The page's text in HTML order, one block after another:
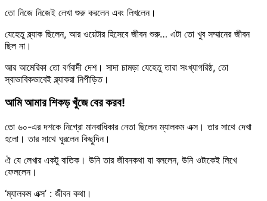
তো নিজে নিজেই লেখা শুরু করলেন এবং লিখলেন।
যেহেতু ব্ল্যাক ছিলেন, আর ওয়েটার হিসেবে জীবন শুরু… এটা তো খুব সম্মানের জীবন
ছিল না।
আর আমেরিকা তো বর্ণবাদী দেশ। সাদা চামড়া যেহেতু তারা সংখ্যাগরিষ্ঠ, তো
স্বাভাবিকভাবেই ব্ল্যাকরা নিপীড়িত।
আমি আমার শিকড় খুঁজে বের করব!
তো ৬০-এর দশকে নিগ্রো মানবাধিকার নেতা ছিলেন ম্যালকম এক্স। তার সাথে দেখা
হলো। তার সাথে ঘুরলেন কিছুদিন।
ঐ যে লেখার একটু বাতিক। উনি তার জীবনকথা যা বললেন, উনি ওটাকেই লিখে
ফেললেন।
‘ম্যালকম এক্স’ : জীবন কথা।